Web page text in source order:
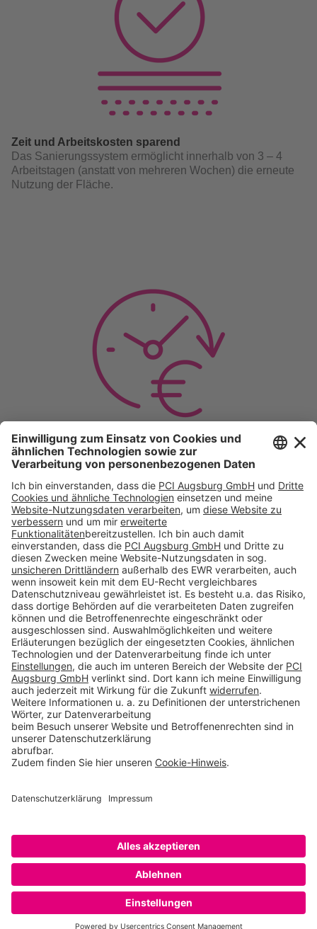
Zeit und Arbeitskosten sparend
Das Sanierungssystem ermöglicht innerhalb von 3 – 4
Arbeitstagen (anstatt von mehreren Wochen) die erneute
Nutzung der Fläche.
Sicheres Saniersystemauf beheizten
Fußbodenkonstruktionen: Risse müssen nicht mehr
maschinell eingeschnitten werden – verhindert mögliche
Beschädigungen an Wasserrohren im Unterbau.
Folge uns auf:
Produkte
Toolbox
Über THOMSIT
Kontakt
Datenschutzeinstellungen
Copyright © 2026 PCI Augsburg GmbH